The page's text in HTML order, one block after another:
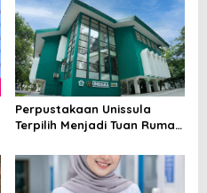
Perpustakaan Unissula
Terpilih Menjadi Tuan Rumah